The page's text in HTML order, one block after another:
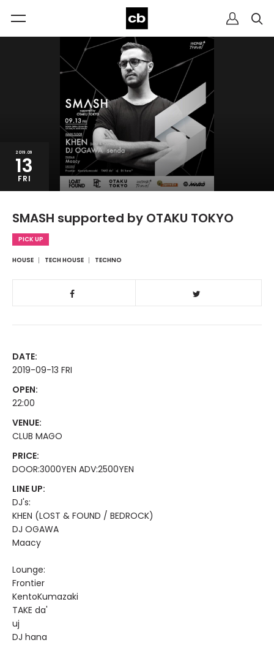
2019.09
13
FRI
SMASH supported by OTAKU TOKYO
PICK UP
HOUSE TECH HOUSE TECHNO
DATE:
2019-09-13 FRI
OPEN:
22:00
VENUE:
CLUB MAGO
PRICE:
DOOR:3000YEN ADV:2500YEN
LINE UP:
DJ's:
KHEN (LOST & FOUND / BEDROCK)
DJ OGAWA
Maacy
Lounge:
Frontier
KentoKumazaki
TAKE da'
uj
DJ hana